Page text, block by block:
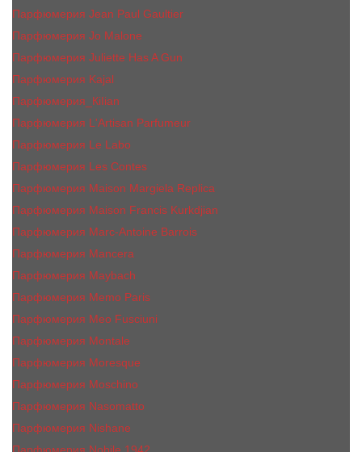
Парфюмерия Jean Paul Gaultier
Парфюмерия Jо Malоnе
Парфюмерия Juliette Has A Gun
Парфюмерия Kajal
Парфюмерия_КiIiаn
Парфюмерия L'Artisan Parfumeur
Парфюмерия Le Labo
Парфюмерия Les Contes
Парфюмерия Maison Margiela Replica
Парфюмерия Maison Francis Kurkdjian
Парфюмерия Marc-Antoine Barrois
Парфюмерия Mancera
Парфюмерия Maybach
Парфюмерия Memo Paris
Парфюмерия Meo Fusciuni
Парфюмерия Montale
Парфюмерия Moresque
Парфюмерия Moschino
Парфюмерия Nasomatto
Парфюмерия Nishane